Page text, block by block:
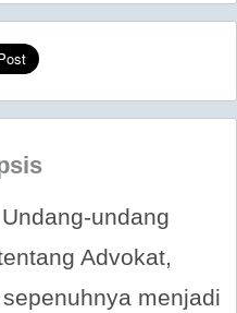
undang
Advokat,
menjadi